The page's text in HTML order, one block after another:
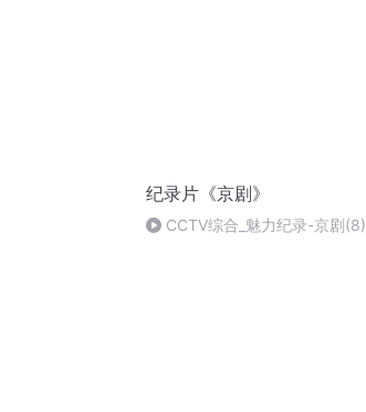
纪录片《京剧》
CCTV综合_魅力纪录-京剧(8)